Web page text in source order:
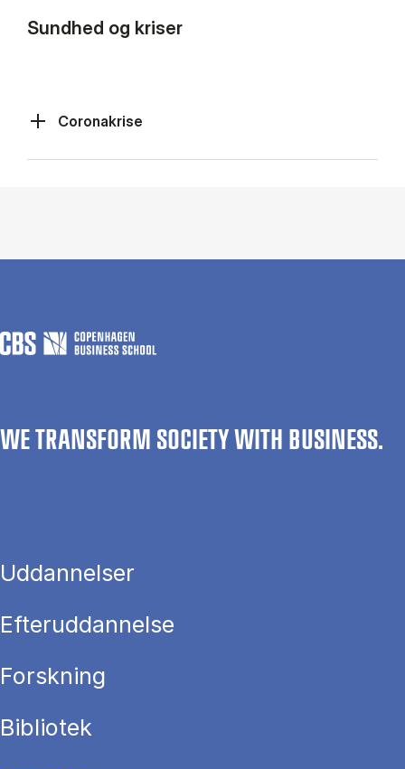
Sundhed og kriser
Coronakrise
WE TRANSFORM SOCIETY WITH BUSINESS.
Uddannelser
Efteruddannelse
Forskning
Bibliotek